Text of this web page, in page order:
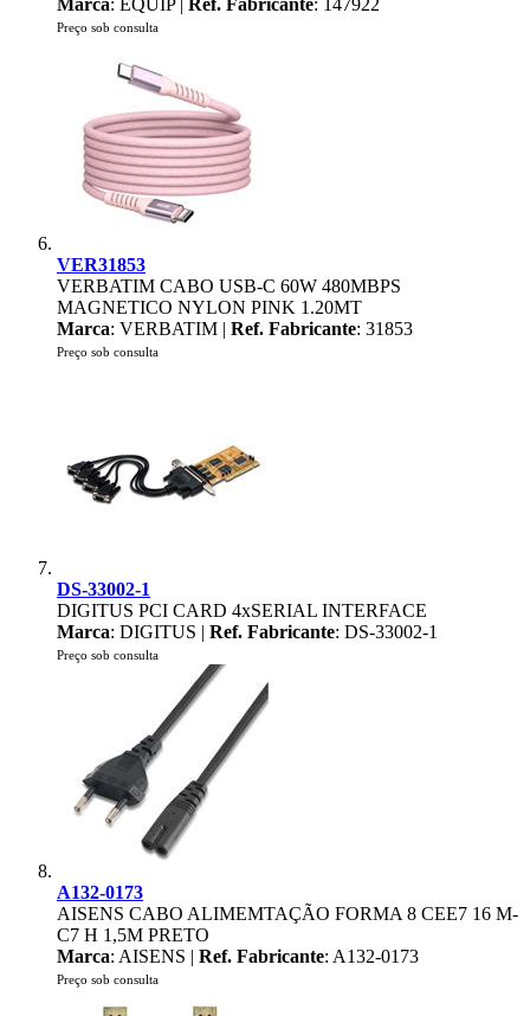
Marca: EQUIP | Ref. Fabricante: 147922
Preço sob consulta
VER31853
VERBATIM CABO USB-C 60W 480MBPS
MAGNETICO NYLON PINK 1.20MT
Marca: VERBATIM | Ref. Fabricante: 31853
Preço sob consulta
DS-33002-1
DIGITUS PCI CARD 4xSERIAL INTERFACE
Marca: DIGITUS | Ref. Fabricante: DS-33002-1
Preço sob consulta
A132-0173
AISENS CABO ALIMEMTAÇÃO FORMA 8 CEE7 16 M-
C7 H 1,5M PRETO
Marca: AISENS | Ref. Fabricante: A132-0173
Preço sob consulta